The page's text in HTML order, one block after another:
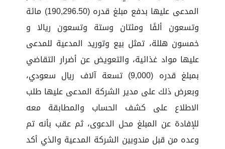
المدعى عليها بدفع مبلغ قدره (190,296.50) مائة
وتسعون ألفًا ومئتان وستة وتسعون ريالا و
خمسون هللة، تمثل بيع وتوريد المدعية للمدعى
عليها مواد غذائية، والتعويض عن أضرار التقاضي
بمبلغ قدره (9,000) تسعة آلاف ريال سعودي،
وبعرض ذلك على مدير الشركة المدعى عليها طلب
الاطلاع على كشف الحساب والمطابقة معه
للإفادة عن المبلغ محل الدعوى، ثم عقب بأنه تم
وعده من قبل مندوبين الشركة المدعية والذي أكد